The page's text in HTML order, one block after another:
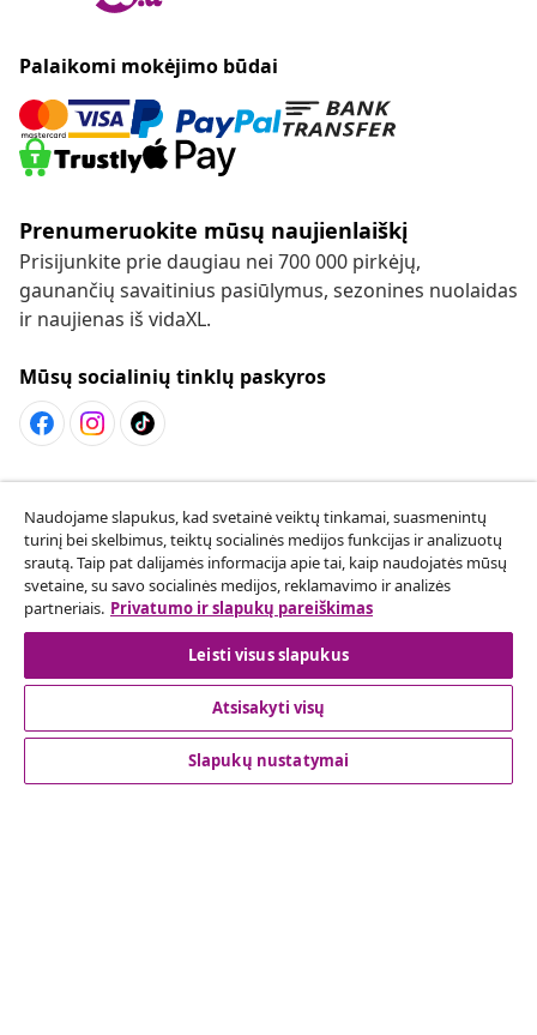
Palaikomi mokėjimo būdai
Prenumeruokite mūsų naujienlaiškį
Prisijunkite prie daugiau nei 700 000 pirkėjų,
gaunančių savaitinius pasiūlymus, sezonines nuolaidas
ir naujienas iš vidaXL.
Mūsų socialinių tinklų paskyros
Sutarties atsisakymas
Pateikite prašymą atsisakyti užsakymo.
Sutarties atsisakymas
Klientų aptarnavimas
Naudojame slapukus, kad svetainė veiktų tinkamai, suasmenintų
turinį bei skelbimus, teiktų socialinės medijos funkcijas ir analizuotų
srautą. Taip pat dalijamės informacija apie tai, kaip naudojatės mūsų
svetaine, su savo socialinės medijos, reklamavimo ir analizės
partneriais. Privatumo ir slapukų pareiškimas
Leisti visus slapukus
Atsisakyti visų
Slapukų nustatymai